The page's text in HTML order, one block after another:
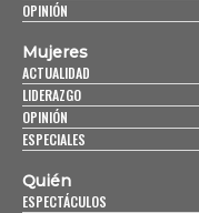
OPINIÓN
Mujeres
ACTUALIDAD
LIDERAZGO
OPINIÓN
ESPECIALES
Quién
ESPECTÁCULOS